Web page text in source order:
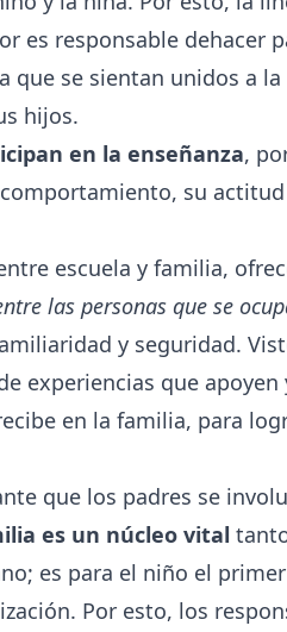
es responsable dehacer
que se sientan unidos a
hijos.
pan en la enseñanza,
su
escuela y familia,
las personas que se
y seguridad.
experiencias que
en la familia, para
que los padres se
es un núcleo vital
es para el niño el
Por esto, los